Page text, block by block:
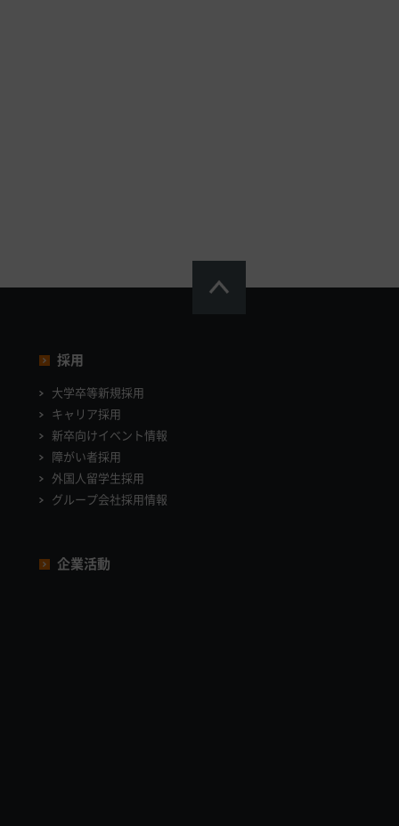
採用
大学卒等新規採用
キャリア採用
新卒向けイベント情報
障がい者採用
外国人留学生採用
グループ会社採用情報
企業活動